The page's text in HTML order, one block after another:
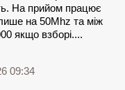
На прийом працює
на 50Mhz та між
якщо взборі....
09:34